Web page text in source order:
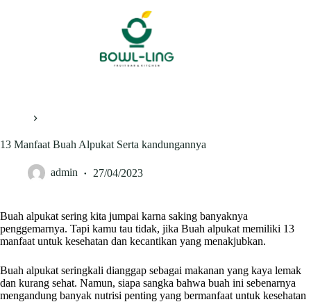
13 Manfaat Buah Alpukat Serta kandungannya
admin 27/04/2023
Buah alpukat sering kita jumpai karna saking banyaknya
penggemarnya. Tapi kamu tau tidak, jika Buah alpukat memiliki 13
manfaat untuk kesehatan dan kecantikan yang menakjubkan.
Buah alpukat seringkali dianggap sebagai makanan yang kaya lemak
dan kurang sehat. Namun, siapa sangka bahwa buah ini sebenarnya
mengandung banyak nutrisi penting yang bermanfaat untuk kesehatan